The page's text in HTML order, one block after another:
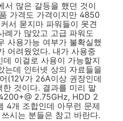
많은 갈등을 했던 것이
가격도 가격이지만 4850
서 묻지마 파워들이 못견
례가 많았고 고급 파워도
사용가능 여부가 불확실했
어려웠었다. 내가 사용중
이걸로 사용이 가능할지
는데 인터넷 상의 자료들을
(12V가 26A이상 권장인데
것이다. 결과를 미리 말
2.75GHz, HDD 2
4개 조합인데 아무런 문제
시는 분들은 참고 바란다.